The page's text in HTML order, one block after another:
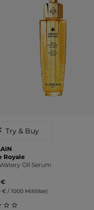
Try & Buy
Royale
Oil Serum
€
€ / 1000 Milliliter)